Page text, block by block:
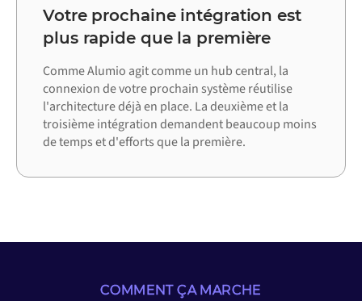
Votre prochaine intégration est
plus rapide que la première
Comme Alumio agit comme un hub central, la
connexion de votre prochain système réutilise
l'architecture déjà en place. La deuxième et la
troisième intégration demandent beaucoup moins
de temps et d'efforts que la première.
COMMENT ÇA MARCHE